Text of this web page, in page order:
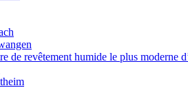
de revêtement humide le plus moderne